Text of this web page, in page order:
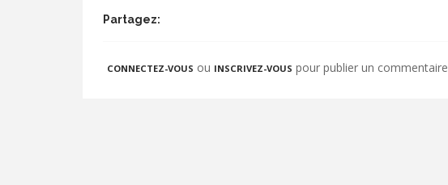
Partagez:
CONNECTEZ-VOUS ou INSCRIVEZ-VOUS pour publier un commentaire